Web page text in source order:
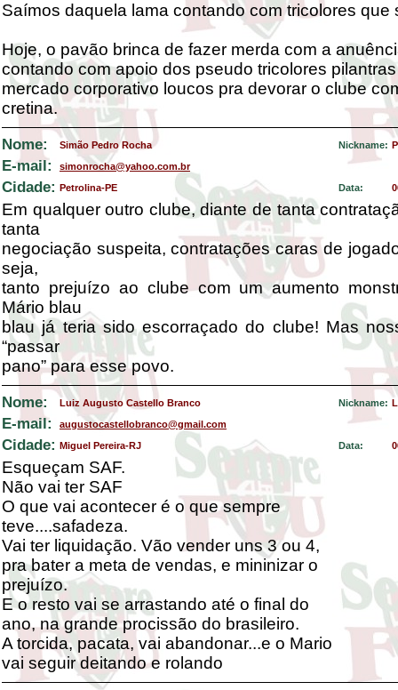
Saímos daquela lama contando com tricolores que
Hoje, o pavão brinca de fazer merda com a
contando com apoio dos pseudo tricolores
mercado corporativo loucos pra devorar o clube
cretina.
Nome: Simão Pedro Rocha Nickname:
E-mail: simonrocha@yahoo.com.br
Cidade: Petrolina-PE Data:
Em qualquer outro clube, diante de tanta
tanta
negociação suspeita, contratações caras de
seja,
tanto prejuízo ao clube com um aumento
Mário blau
blau já teria sido escorraçado do clube! Mas
“passar
pano” para esse povo.
Nome: Luiz Augusto Castello Branco Nickname:
E-mail: augustocastellobranco@gmail.com
Cidade: Miguel Pereira-RJ Data:
Esqueçam SAF.
Não vai ter SAF
O que vai acontecer é o que sempre
teve....safadeza.
Vai ter liquidação. Vão vender uns 3 ou 4,
pra bater a meta de vendas, e mininizar o
prejuízo.
E o resto vai se arrastando até o final do
ano, na grande procissão do brasileiro.
A torcida, pacata, vai abandonar...e o Mario
vai seguir deitando e rolando